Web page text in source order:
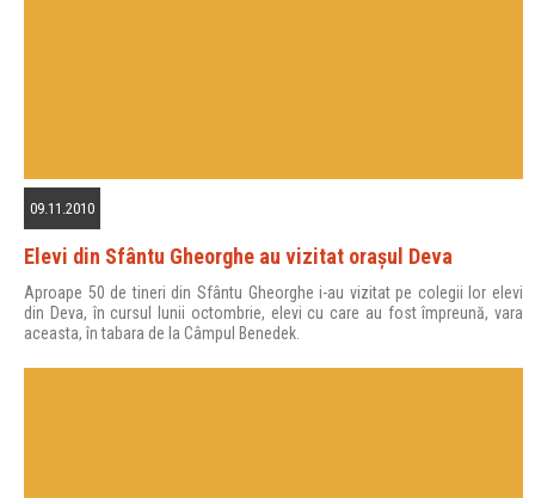
09.11.2010
Elevi din Sfântu Gheorghe au vizitat oraşul Deva
Aproape 50 de tineri din Sfântu Gheorghe i-au vizitat pe colegii lor elevi
din Deva, în cursul lunii octombrie, elevi cu care au fost împreună, vara
aceasta, în tabara de la Câmpul Benedek.